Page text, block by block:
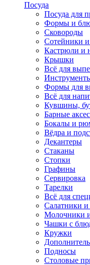
Посуда
Посуда для
Формы и
Сковороды
Сотейники
Кастрюли и
Крышки
Всё для
Формы для
Всё для
Кувшины,
Барные
Бокалы и
Вёдра и
Декантеры
Стаканы
Стопки
Графины
Сервировка
Тарелки
Всё для
Салатники и
Молочники
Чашки с
Кружки
Подносы
Столовые